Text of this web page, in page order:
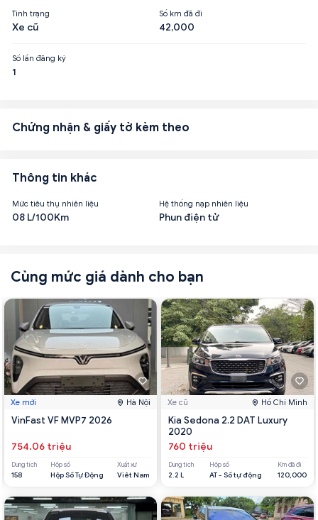
Tình trạng
Xe cũ
Số km đã đi
42,000
Số lần đăng ký
1
Chứng nhận & giấy tờ kèm theo
Thông tin khác
Mức tiêu thụ nhiên liệu
08 L/100Km
Hệ thống nạp nhiên liệu
Phun điện tử
Cùng mức giá dành cho bạn
Xe mới Hà Nội
VinFast VF MVP7 2026
754.06 triệu
Dung tích
158
Hộp số
Hộp Số Tự Động
Xuất xứ
Viêt Nam
Xe cũ Hồ Chí Minh
Kia Sedona 2.2 DAT Luxury
2020
760 triệu
Dung tích
2.2 L
Hộp số
AT - Số tự động
Km đã đi
120,000